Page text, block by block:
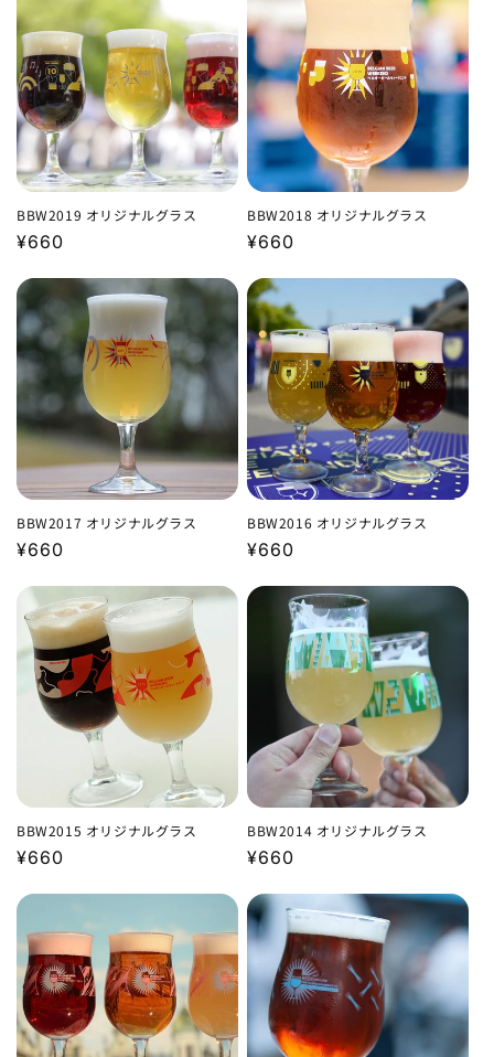
格
格
BBW2019 オリジナルグラス
通
価
格
¥660
BBW2018 オリジナルグラス
通
価
格
¥660
BBW2017 オリジナルグラス
通
価
格
¥660
BBW2016 オリジナルグラス
通
価
¥660
BBW2015 オリジナルグラス
通
価
格
¥660
BBW2014 オリジナルグラス
通
価
格
¥660